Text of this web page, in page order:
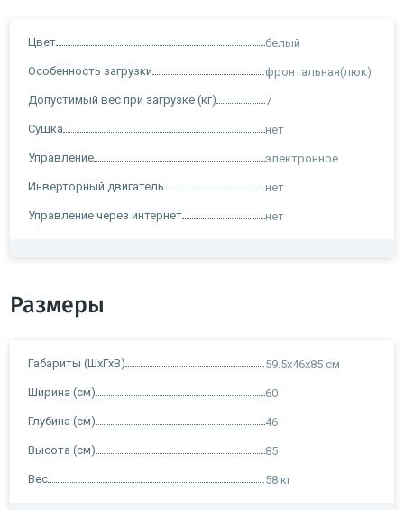
Цвет белый
Особенность загрузки фронтальная(люк)
Допустимый вес при загрузке (кг) 7
Сушка нет
Управление электронное
Инверторный двигатель нет
Управление через интернет нет
Размеры
Габариты (ШхГхВ) 59.5х46х85 см
Ширина (см) 60
Глубина (см) 46
Высота (см) 85
Вес 58 кг